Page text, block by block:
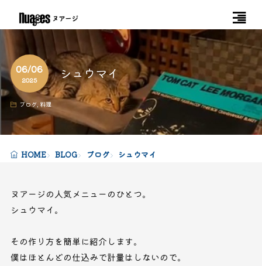
06/06
2025 シュウマイ
ブログ, 料理
HOME BLOG ブログ シュウマイ
ヌアージの人気メニューのひとつ。
シュウマイ。
その作り方を簡単に紹介します。
僕はほとんどの仕込みで計量はしないので。